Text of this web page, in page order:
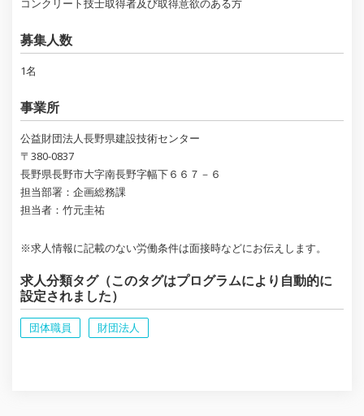
コンクリート技士取得者及び取得意欲のある方
募集人数
1名
事業所
公益財団法人長野県建設技術センター
〒380-0837
長野県長野市大字南長野字幅下６６７－６
担当部署：企画総務課
担当者：竹元圭祐
※求人情報に記載のない労働条件は面接時などにお伝えします。
求人分類タグ（このタグはプログラムにより自動的に
設定されました）
団体職員 財団法人